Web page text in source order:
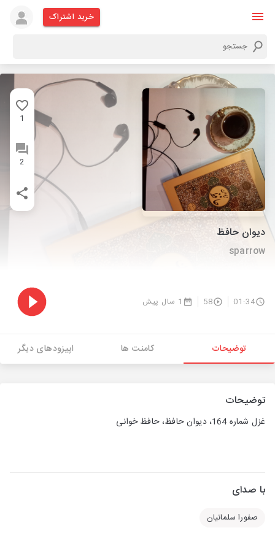
خرید اشتراک
1
2
دیوان حافظ
sparrow
01:34
58 1 سال پیش
توضیحات کامنت ها اپیزودهای دیگر
توضیحات
غزل شماره 164، دیوان حافظ، حافظ خوانی
با صدای
صفورا سلمانیان